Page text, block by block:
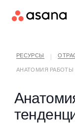
РЕСУРСЫ
АНАТОМИЯ РАБОТЫ